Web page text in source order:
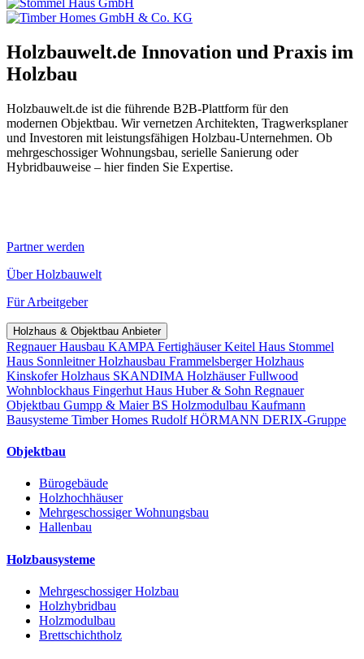
Holzbauwelt.de Innovation und Praxis im
Holzbau
Holzbauwelt.de ist die führende B2B-Plattform für den
modernen Objektbau. Wir vernetzen Architekten, Tragwerksplaner
und Investoren mit leistungsfähigen Holzbau-Unternehmen. Ob
mehrgeschossiger Wohnungsbau, serielle Sanierung oder
Hybridbauweise – hier finden Sie Expertise.
Partner werden
Über Holzbauwelt
Für Arbeitgeber
Holzhaus & Objektbau Anbieter
Regnauer Hausbau KAMPA FertighäuserKeitel Haus Stommel
Haus Sonnleitner Holzhausbau Frammelsberger Holzhaus
Kinskofer Holzhaus SKANDIMA HolzhäuserFullwood
Wohnblockhaus Fingerhut Haus Huber & Sohn Regnauer
Objektbau Gumpp & MaierBS Holzmodulbau Kaufmann
Bausysteme Timber Homes Rudolf HÖRMANN DERIX-Gruppe
Objektbau
Bürogebäude
Holzhochhäuser
Mehrgeschossiger Wohnungsbau
Hallenbau
Holzbausysteme
Mehrgeschossiger Holzbau
Holzhybridbau
Holzmodulbau
Brettschichtholz